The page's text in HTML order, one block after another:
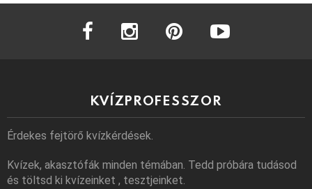
facebook instagram
KVÍZPROFESSZOR
Érdekes fejtörő kvízkérdések.
Kvízek, akasztófák minden témában. Tedd próbára tudásod
és töltsd ki kvízeinket , tesztjeinket.